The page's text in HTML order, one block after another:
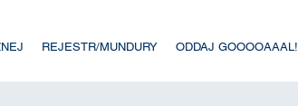
REJESTR/MUNDURY ODDAJ GOOOOAAAL!